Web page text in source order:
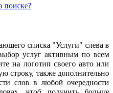
поиске?
списка "Услуги" слева в
услуг активным по всем
на логотип своего авто или
строку, также дополнительно
слов в любой очередности